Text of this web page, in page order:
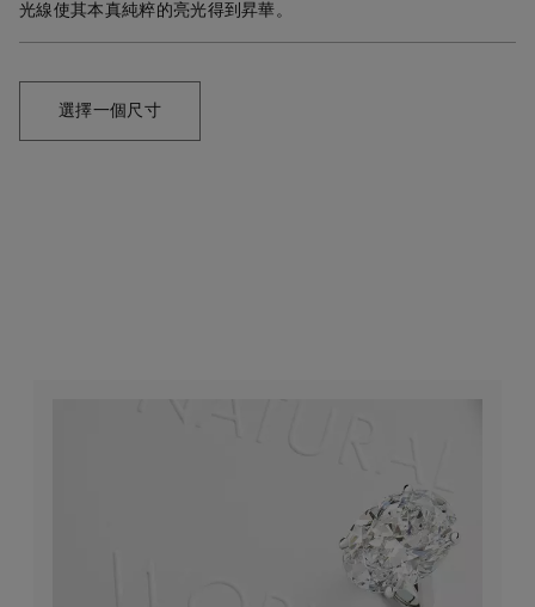
光線使其本真純粹的亮光得到昇華。
選擇一個尺寸